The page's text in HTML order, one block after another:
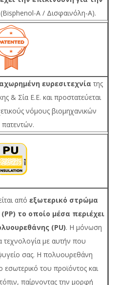
(Bisphenol-A / Δισφαινόλη-Α).
ευρεσιτεχνία της
& Σία Ε.Ε. και προστατεύεται
νόμους βιομηχανικών
πατεντών.
από εξωτερικό στρώμα
το οποίο μέσα περιέχει
(PU). Η μόνωση
τεχνολογία με αυτήν που
σας. Η πολυουρεθάνη
εσωτερικό του προϊόντος και
παίρνοντας την μορφή